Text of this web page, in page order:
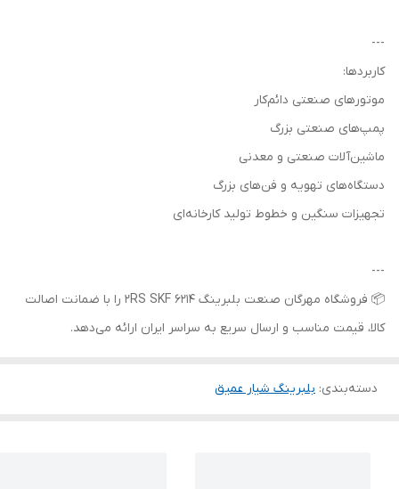
---
کاربردها:
موتورهای صنعتی دائم‌کار
پمپ‌های صنعتی بزرگ
ماشین‌آلات صنعتی و معدنی
دستگاه‌های تهویه و فن‌های بزرگ
تجهیزات سنگین و خطوط تولید کارخانه‌ای
---
📦 فروشگاه مهرگان صنعت بلبرینگ 6214 2RS SKF را با ضمانت اصالت
کالا، قیمت مناسب و ارسال سریع به سراسر ایران ارائه می‌دهد.
دسته‌بندی: بلبرینگ شیار عمیق